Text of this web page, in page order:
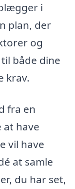
i
plan, der
og
både dine
krav.
fra en
have
vil have
at samle
du har set,